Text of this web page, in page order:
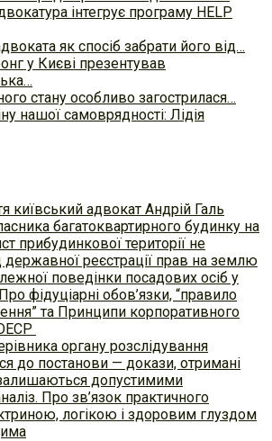
інтегрує програму HELP
як спосіб забрати його від…
у Києві презентував
стану особливо загострилася…
нашої самоврядності: Лідія
київський адвокат Андрій Галь
багатоквартирного будинку на
прибудинкової території не
державної реєстрації прав на землю
поведінки посадових осіб у
фідуціарні обов’язки, “правило
та Принципи корпоративного
органу розслідування
до постанови — докази, отримані
допустимими
Про зв’язок практичного
логікою і здоровим глуздом